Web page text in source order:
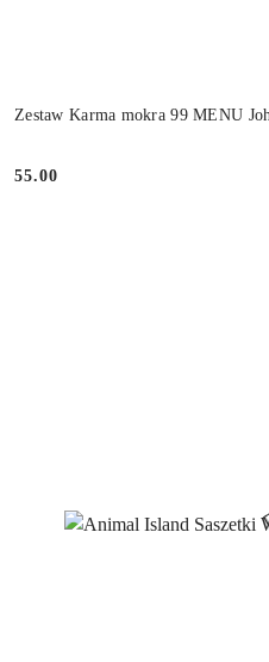
Zestaw Karma mokra 99 MENU
Cena:
55.00